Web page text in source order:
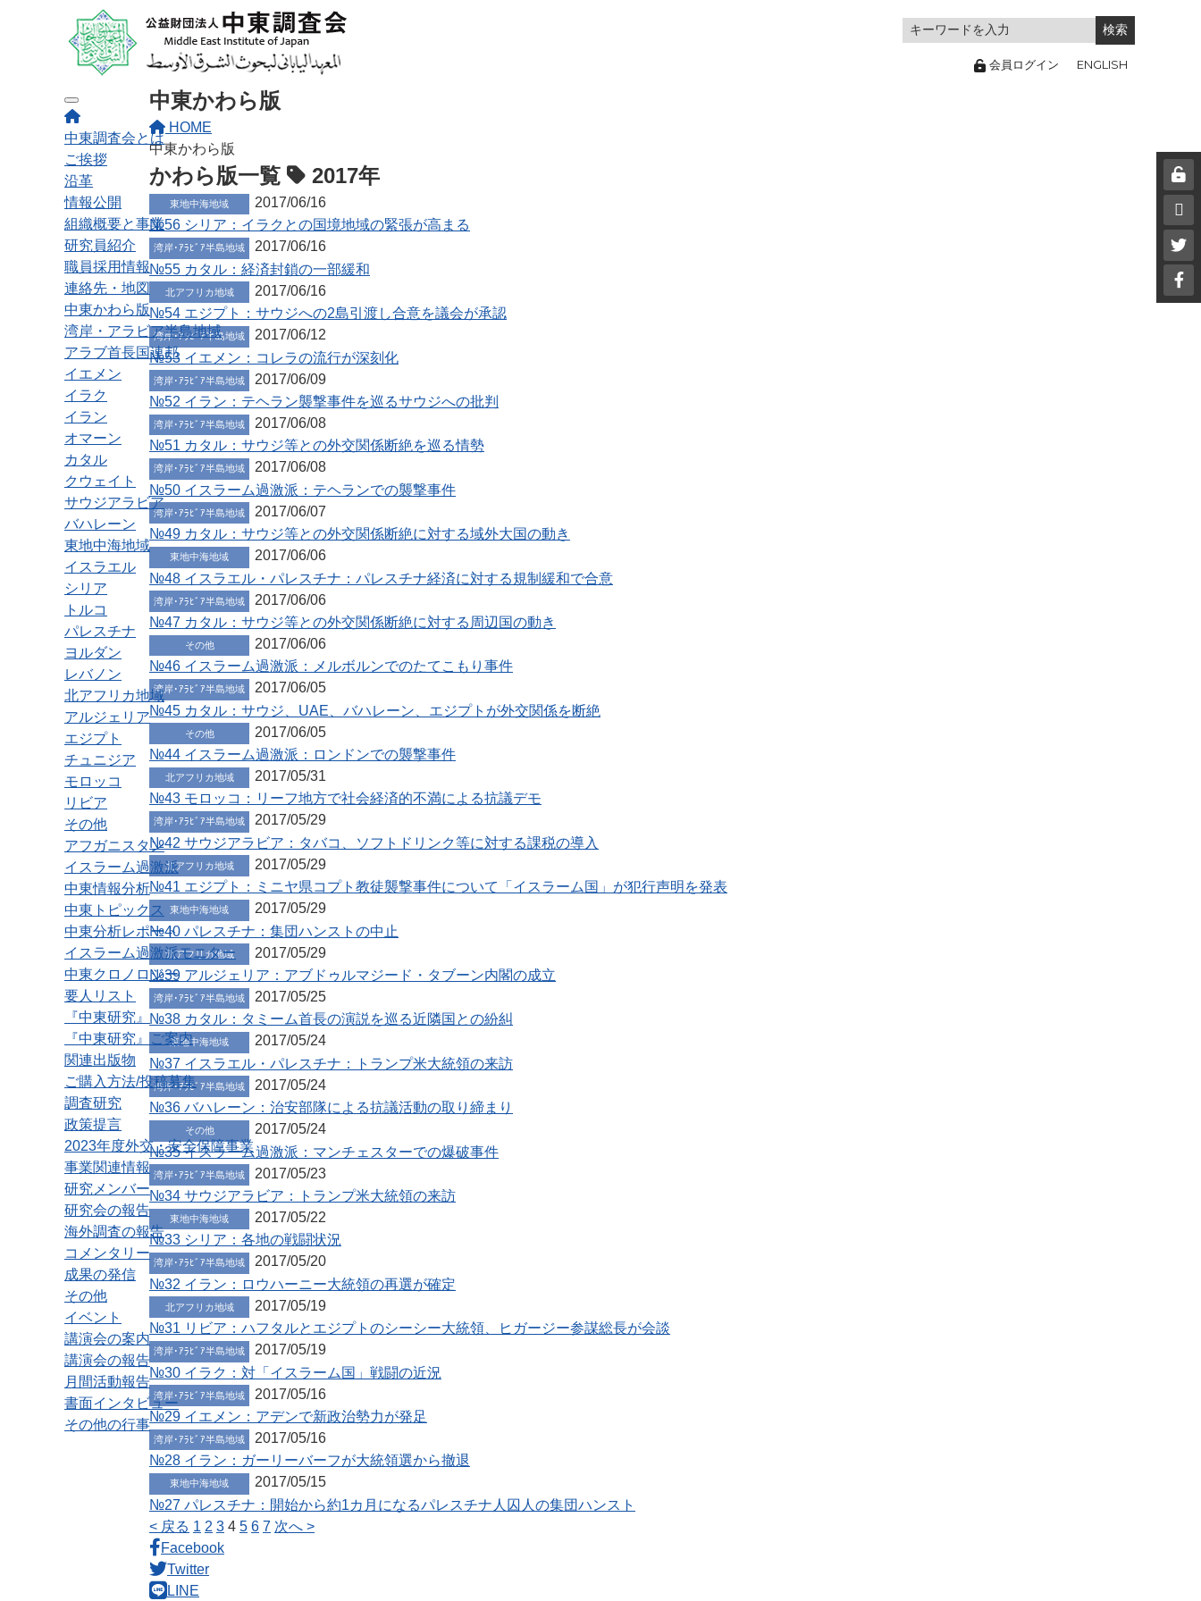
会員ログイン ENGLISH
Toggle navigation
中東調査会とは
ご挨拶
沿革
情報公開
組織概要と事業
研究員紹介
職員採用情報
連絡先・地図
中東かわら版
湾岸・アラビア半島地域
アラブ首長国連邦
イエメン
イラク
イラン
オマーン
カタル
クウェイト
サウジアラビア
バハレーン
東地中海地域
イスラエル
シリア
トルコ
パレスチナ
ヨルダン
レバノン
北アフリカ地域
アルジェリア
エジプト
チュニジア
モロッコ
リビア
その他
アフガニスタン
イスラーム過激派
中東情報分析
中東トピックス
中東分析レポート
イスラーム過激派モニター
中東クロノロジー
要人リスト
『中東研究』
『中東研究』ご案内
関連出版物
ご購入方法/投稿募集
調査研究
政策提言
2023年度外交・安全保障事業
事業関連情報
研究メンバー
研究会の報告
海外調査の報告
コメンタリー
成果の発信
その他
イベント
講演会の案内
講演会の報告
月間活動報告
書面インタビュー
その他の行事
中東かわら版
HOME
中東かわら版
かわら版一覧 2017年
東地中海地域
2017/06/16
№56 シリア：イラクとの国境地域の緊張が高まる
湾岸･ｱﾗﾋﾞｱ半島地域
2017/06/16
№55 カタル：経済封鎖の一部緩和
北アフリカ地域
2017/06/16
№54 エジプト：サウジへの2島引渡し合意を議会が承認
湾岸･ｱﾗﾋﾞｱ半島地域
2017/06/12
№53 イエメン：コレラの流行が深刻化
湾岸･ｱﾗﾋﾞｱ半島地域
2017/06/09
№52 イラン：テヘラン襲撃事件を巡るサウジへの批判
湾岸･ｱﾗﾋﾞｱ半島地域
2017/06/08
№51 カタル：サウジ等との外交関係断絶を巡る情勢
湾岸･ｱﾗﾋﾞｱ半島地域
2017/06/08
№50 イスラーム過激派：テヘランでの襲撃事件
湾岸･ｱﾗﾋﾞｱ半島地域
2017/06/07
№49 カタル：サウジ等との外交関係断絶に対する域外大国の動き
東地中海地域
2017/06/06
№48 イスラエル・パレスチナ：パレスチナ経済に対する規制緩和で合意
湾岸･ｱﾗﾋﾞｱ半島地域
2017/06/06
№47 カタル：サウジ等との外交関係断絶に対する周辺国の動き
その他
2017/06/06
№46 イスラーム過激派：メルボルンでのたてこもり事件
湾岸･ｱﾗﾋﾞｱ半島地域
2017/06/05
№45 カタル：サウジ、UAE、バハレーン、エジプトが外交関係を断絶
その他
2017/06/05
№44 イスラーム過激派：ロンドンでの襲撃事件
北アフリカ地域
2017/05/31
№43 モロッコ：リーフ地方で社会経済的不満による抗議デモ
湾岸･ｱﾗﾋﾞｱ半島地域
2017/05/29
№42 サウジアラビア：タバコ、ソフトドリンク等に対する課税の導入
北アフリカ地域
2017/05/29
№41 エジプト：ミニヤ県コプト教徒襲撃事件について「イスラーム国」が犯行声明を発表
東地中海地域
2017/05/29
№40 パレスチナ：集団ハンストの中止
北アフリカ地域
2017/05/29
№39 アルジェリア：アブドゥルマジード・タブーン内閣の成立
湾岸･ｱﾗﾋﾞｱ半島地域
2017/05/25
№38 カタル：タミーム首長の演説を巡る近隣国との紛糾
東地中海地域
2017/05/24
№37 イスラエル・パレスチナ：トランプ米大統領の来訪
湾岸･ｱﾗﾋﾞｱ半島地域
2017/05/24
№36 バハレーン：治安部隊による抗議活動の取り締まり
その他
2017/05/24
№35 イスラーム過激派：マンチェスターでの爆破事件
湾岸･ｱﾗﾋﾞｱ半島地域
2017/05/23
№34 サウジアラビア：トランプ米大統領の来訪
東地中海地域
2017/05/22
№33 シリア：各地の戦闘状況
湾岸･ｱﾗﾋﾞｱ半島地域
2017/05/20
№32 イラン：ロウハーニー大統領の再選が確定
北アフリカ地域
2017/05/19
№31 リビア：ハフタルとエジプトのシーシー大統領、ヒガージー参謀総長が会談
湾岸･ｱﾗﾋﾞｱ半島地域
2017/05/19
№30 イラク：対「イスラーム国」戦闘の近況
湾岸･ｱﾗﾋﾞｱ半島地域
2017/05/16
№29 イエメン：アデンで新政治勢力が発足
湾岸･ｱﾗﾋﾞｱ半島地域
2017/05/16
№28 イラン：ガーリーバーフが大統領選から撤退
東地中海地域
2017/05/15
№27 パレスチナ：開始から約1カ月になるパレスチナ人囚人の集団ハンスト
< 戻る 1 2 3 4 5 6 7 次へ >
Facebook
Twitter
LINE